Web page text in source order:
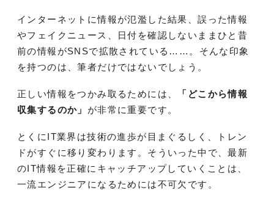
インターネットに情報が氾濫した結果、誤った情報
やフェイクニュース、日付を確認しないままひと昔
前の情報がSNSで拡散されている……。そんな印象
を持つのは、筆者だけではないでしょう。
正しい情報をつかみ取るためには、
「どこから情報
収集するのか」 が非常に重要です。
とくにIT業界は技術の進歩が目まぐるしく、トレン
ドがすぐに移り変わります。そういった中で、最新
のIT情報を正確にキャッチアップしていくことは、
一流エンジニアになるためには不可欠です。